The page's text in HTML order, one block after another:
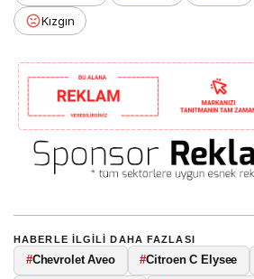
Kızgın
HABERLE ILGILI DAHA FAZLASI
#Chevrolet Aveo #Citroen C Elysee